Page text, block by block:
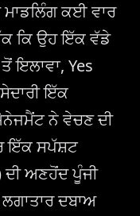
ਕਈ ਵਾਰ
ਕਿ ਉਹ ਇੱਕ ਵੱਡੇ
ਇਲਾਵਾ, Yes
ਇੱਕ
ਨੇ ਵੇਚਣ ਦੀ
ਇੱਕ ਸਪੱਸ਼ਟ
ਦੀ ਅਣਹੋਂਦ ਪੂੰਜੀ
ਦਬਾਅ